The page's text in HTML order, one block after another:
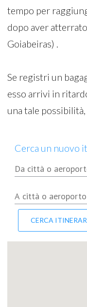
tempo per
dopo aver
Goiabeiras) .
Se registri un
esso arrivi in
una tale
Cerca un nuovo